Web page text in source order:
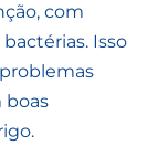
com
Isso
boas